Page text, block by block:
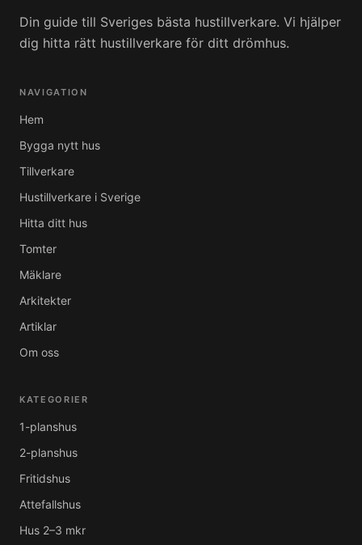
Din guide till Sveriges bästa hustillverkare. Vi hjälper
dig hitta rätt hustillverkare för ditt drömhus.
NAVIGATION
Hem
Bygga nytt hus
Tillverkare
Hustillverkare i Sverige
Hitta ditt hus
Tomter
Mäklare
Arkitekter
Artiklar
Om oss
KATEGORIER
1-planshus
2-planshus
Fritidshus
Attefallshus
Hus 2–3 mkr